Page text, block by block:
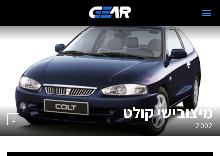
מיצובישי קולט
2002